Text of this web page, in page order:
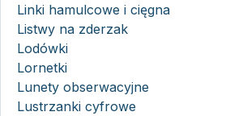
Linki hamulcowe i cięgna
Listwy na zderzak
Lodówki
Lornetki
Lunety obserwacyjne
Lustrzanki cyfrowe